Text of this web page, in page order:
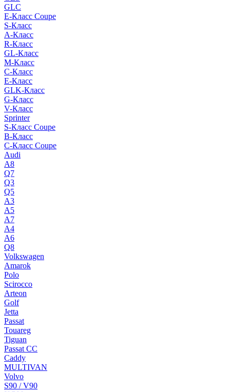
GLC
E-Класс Coupe
S-Класс
A-Класс
R-Класс
GL-Класс
M-Класс
C-Класс
E-Класс
GLK-Класс
G-Класс
V-Класс
Sprinter
S-Класс Сoupe
B-Класс
C-Класс Coupe
Audi
A8
Q7
Q3
Q5
A3
A5
A7
A4
A6
Q8
Volkswagen
Amarok
Polo
Scirocco
Arteon
Golf
Jetta
Passat
Touareg
Tiguan
Passat CC
Caddy
MULTIVAN
Volvo
S90 / V90